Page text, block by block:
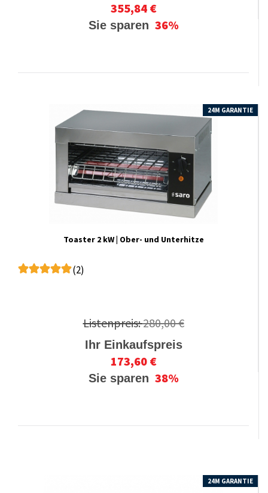
355,84 €
Sie sparen 36%
24M GARANTIE
Toaster 2 kW | Ober- und Unterhitze
(2)
Listenpreis:280,00 €
Ihr Einkaufspreis
173,60 €
Sie sparen 38%
24M GARANTIE